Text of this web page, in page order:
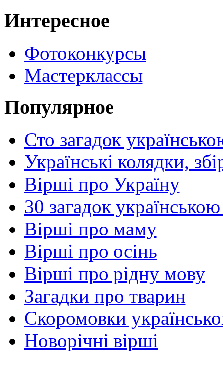
Интересное
Фотоконкурсы
Мастерклассы
Популярное
Сто загадок
Українські колядки,
Вірші про Україну
30 загадок
Вірші про маму
Вірші про осінь
Вірші про рідну мову
Загадки про тварин
Скоромовки
Новорічні вірші